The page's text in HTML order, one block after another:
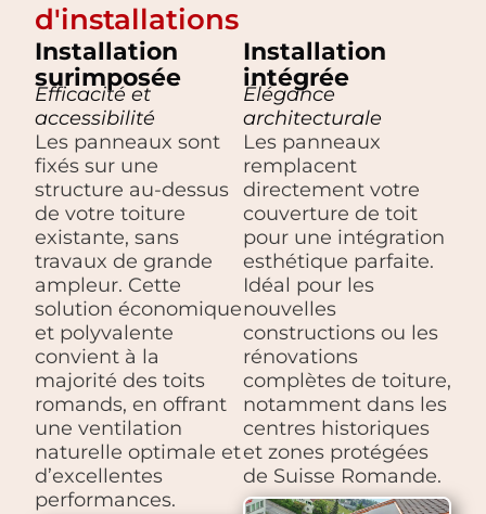
d'installations
Installation
surimposée
Efficacité et
accessibilité
Les panneaux sont
fixés sur une
structure au-dessus
de votre toiture
existante, sans
travaux de grande
ampleur. Cette
solution économique
et polyvalente
convient à la
majorité des toits
romands, en offrant
une ventilation
naturelle optimale et
d’excellentes
performances.
Installation
intégrée
Élégance
architecturale
Les panneaux
remplacent
directement votre
couverture de toit
pour une intégration
esthétique parfaite.
Idéal pour les
nouvelles
constructions ou les
rénovations
complètes de toiture,
notamment dans les
centres historiques
et zones protégées
de Suisse Romande.